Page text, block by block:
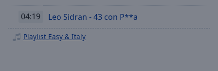
subtitles
settings,
opens
04:19 Leo Sidran - 43 con P**a
Playlist Easy & Italy